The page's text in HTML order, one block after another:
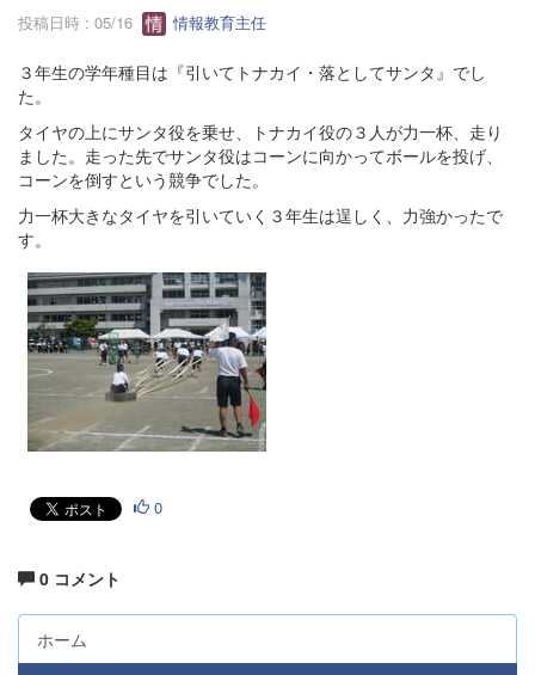
投稿日時 : 05/16 情報教育主任
３年生の学年種目は『引いてトナカイ・落としてサンタ』でし
た。
タイヤの上にサンタ役を乗せ、トナカイ役の３人が力一杯、走り
ました。走った先でサンタ役はコーンに向かってボールを投げ、
コーンを倒すという競争でした。
力一杯大きなタイヤを引いていく３年生は逞しく、力強かったで
す。
0
0 コメント
ホーム